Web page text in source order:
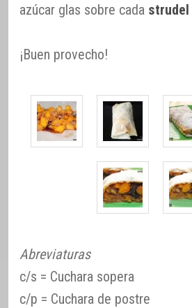
azúcar glas sobre cada strudel
¡Buen provecho!
Abreviaturas
c/s = Cuchara sopera
c/p = Cuchara de postre